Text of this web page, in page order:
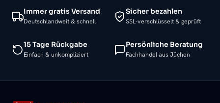
Immer gratis Versand
Deutschlandweit & schnell
Sicher bezahlen
SSL-verschlüsselt & geprüft
15 Tage Rückgabe
Einfach & unkompliziert
Persönliche Beratung
Fachhandel aus Jüchen